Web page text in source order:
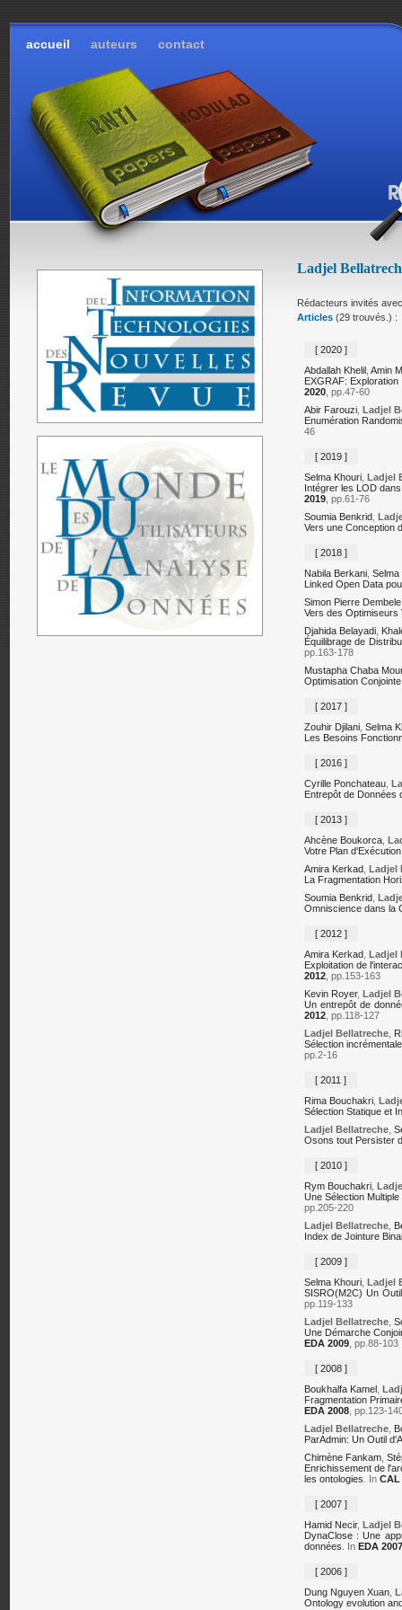
accueil auteurs contact
Ladjel
Rédacteurs invités
Articles (29 trouvés.) :
[ 2020 ]
Abdallah Khelil, Amin
EXGRAF:
2020, pp.47-60
Abir Farouzi, Ladjel
Enumération
46
[ 2019 ]
Selma Khouri, Ladjel
Intégrer les LOD
2019, pp.61-76
Soumia Benkrid,
Vers une Conception
[ 2018 ]
Nabila Berkani, Selma
Linked Open Data
Simon Pierre Dembele
Vers des Optimiseurs
Djahida Belayadi,
Équilibrage de
pp.163-178
Mustapha Chaba
Optimisation
[ 2017 ]
Zouhir Djilani, Selma
Les Besoins
[ 2016 ]
Cyrille Ponchateau,
Entrepôt de Données
[ 2013 ]
Ahcène Boukorca,
Votre Plan
Amira Kerkad, Ladjel
La Fragmentation
Soumia Benkrid,
Omniscience dans la
[ 2012 ]
Amira Kerkad, Ladjel
Exploitation de
2012, pp.153-163
Kevin Royer, Ladjel
Un entrepôt de
2012, pp.118-127
Ladjel Bellatreche,
Sélection
pp.2-16
[ 2011 ]
Rima Bouchakri,
Sélection Statique et
Ladjel Bellatreche,
Osons tout Persister
[ 2010 ]
Rym Bouchakri,
Une Sélection
pp.205-220
Ladjel Bellatreche,
Index de Jointure
[ 2009 ]
Selma Khouri, Ladjel
SISRO(M2C) Un
pp.119-133
Ladjel Bellatreche,
Une Démarche
EDA 2009, pp.88-103
[ 2008 ]
Boukhalfa Kamel,
Fragmentation
EDA 2008, pp.123-
Ladjel Bellatreche,
ParAdmin: Un Outil
Chimène Fankam,
Enrichissement de
les ontologies . In CAL
[ 2007 ]
Hamid Necir, Ladjel
DynaClose : Une
données . In EDA 2007
[ 2006 ]
Dung Nguyen Xuan,
Ontology evolution